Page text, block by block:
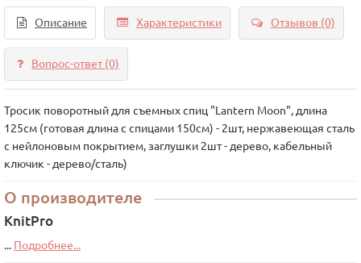
Описание Характеристики Отзывов (0)
Вопрос-ответ(0)
Тросик поворотный для съемных спиц "Lantern Moon", длина
125см (готовая длина с спицами 150см) - 2шт, нержавеющая сталь
с нейлоновым покрытием, заглушки 2шт - дерево, кабельный
ключик - дерево/сталь)
О производителе
KnitPro
... Подробнее...